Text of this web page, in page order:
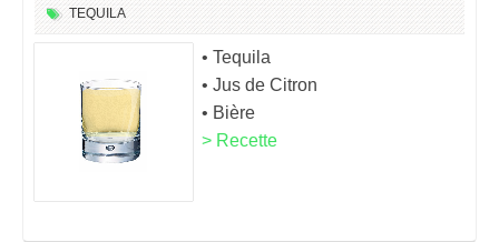
TEQUILA
• Tequila
• Jus de Citron
• Bière
> Recette